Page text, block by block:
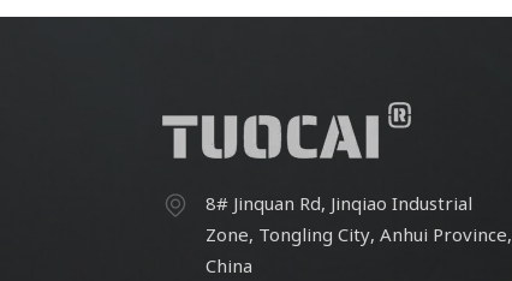
8# Jinquan Rd, Jinqiao Industrial
Zone, Tongling City, Anhui Province,
China